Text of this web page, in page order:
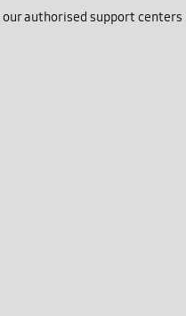
authorised support centers